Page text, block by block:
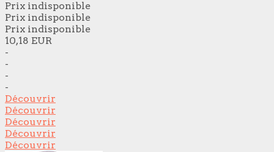
Prix indisponible
Prix indisponible
Prix indisponible
10,18 EUR
-
-
-
-
Découvrir
Découvrir
Découvrir
Découvrir
Découvrir